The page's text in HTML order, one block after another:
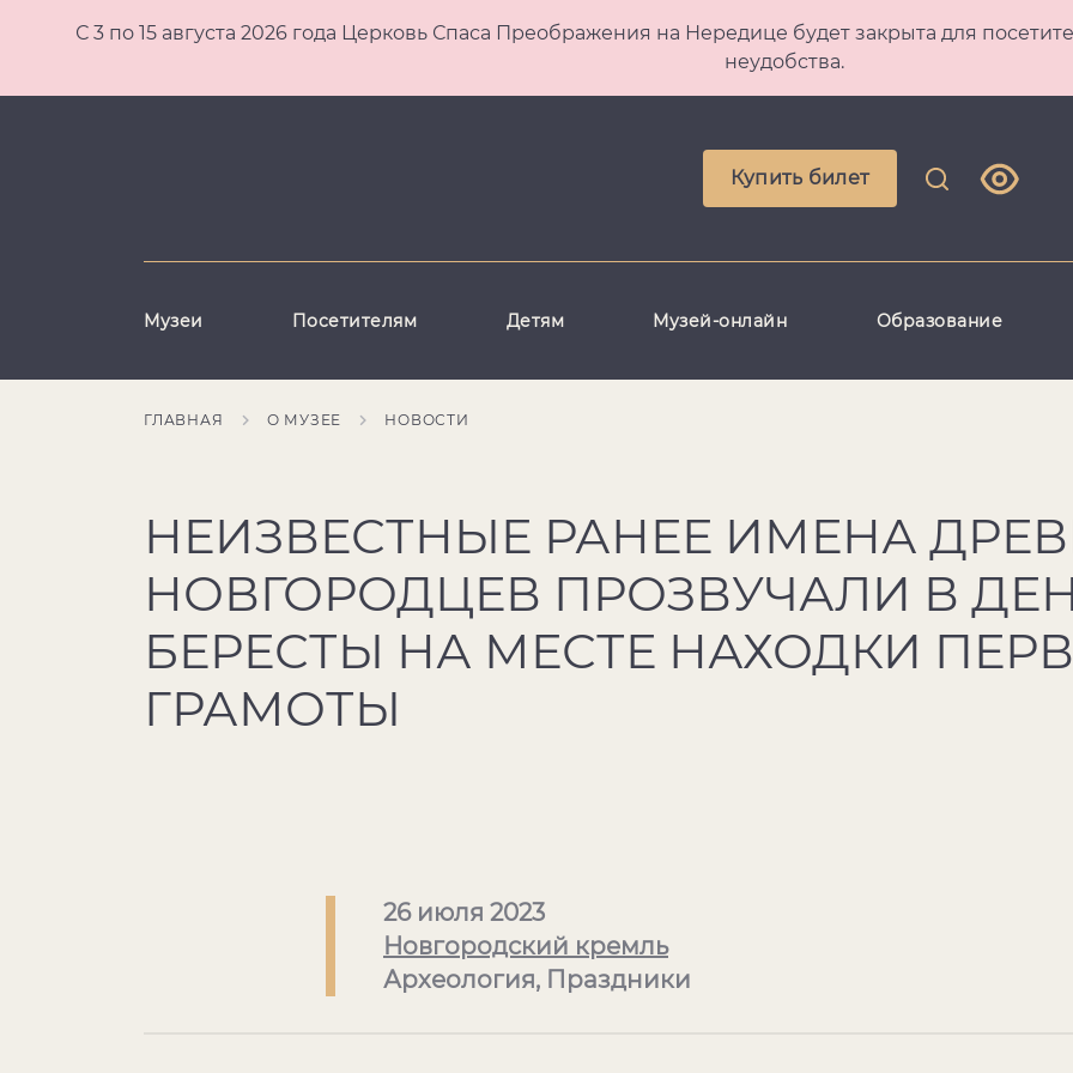
С 3 по 15 августа 2026 года Церковь Спаса Преображения на Нередице будет закрыта для
неудобства.
Купить билет
Музеи Посетителям Детям Музей-онлайн Образование
ГЛАВНАЯ О МУЗЕЕ НОВОСТИ
НЕИЗВЕСТНЫЕ РАНЕЕ ИМЕНА
НОВГОРОДЦЕВ ПРОЗВУЧАЛИ В
БЕРЕСТЫ НА МЕСТЕ НАХОДКИ
ГРАМОТЫ
26 июля 2023
Новгородский кремль
Археология, Праздники